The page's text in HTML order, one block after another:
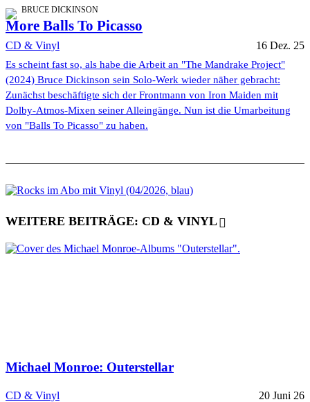
BRUCE DICKINSON
More Balls To Picasso
CD & Vinyl 16 Dez. 25
Es scheint fast so, als habe die Arbeit an "The Mandrake Project"
(2024) Bruce Dickinson sein Solo-Werk wieder näher gebracht:
Zunächst beschäftigte sich der Frontmann von Iron Maiden mit
Dolby-Atmos-Mixen seiner Alleingänge. Nun ist die Umarbeitung
von "Balls To Picasso" zu haben.
WEITERE BEITRÄGE: CD & VINYL
Michael Monroe: Outerstellar
CD & Vinyl 20 Juni 26